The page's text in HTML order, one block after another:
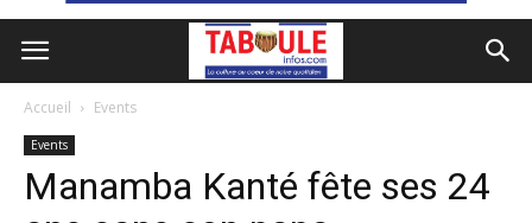
Accueil Events
Events
Manamba Kanté fête ses 24